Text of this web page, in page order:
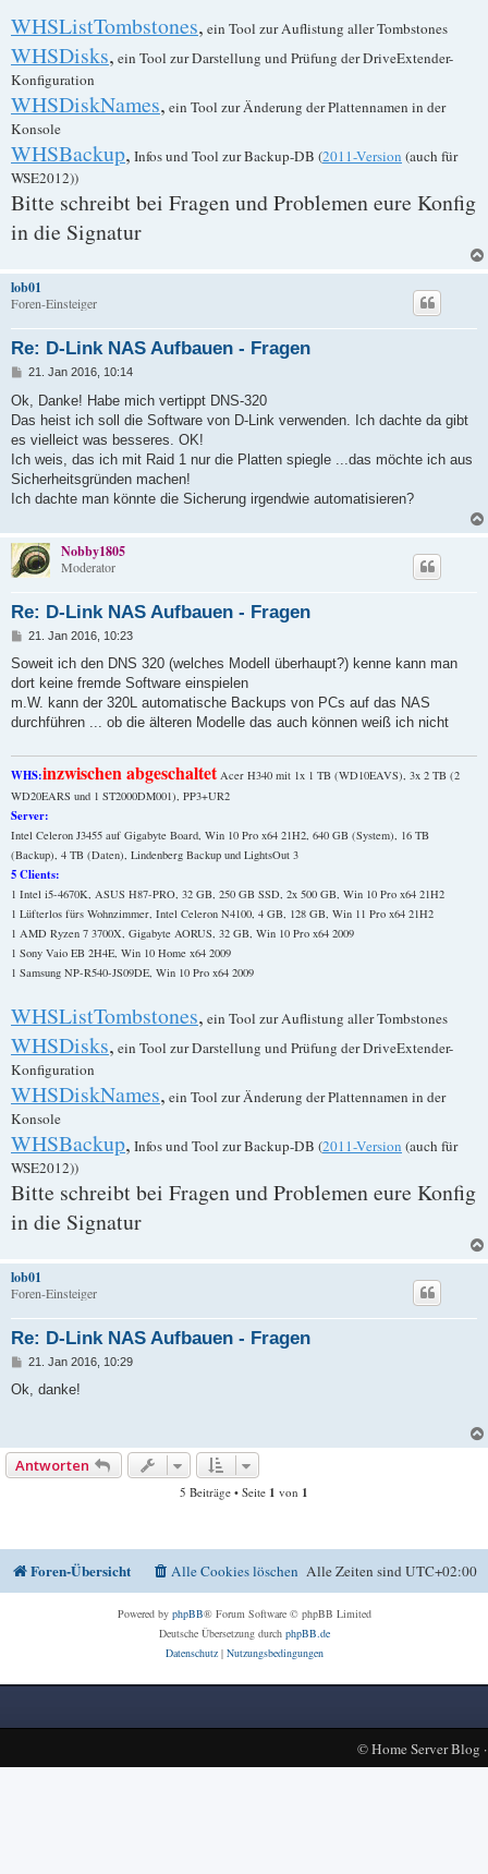
WHSListTombstones, ein Tool zur Auflistung aller Tombstones
WHSDisks, ein Tool zur Darstellung und Prüfung der DriveExtender-
Konfiguration
WHSDiskNames, ein Tool zur Änderung der Plattennamen in der
Konsole
WHSBackup, Infos und Tool zur Backup-DB (2011-Version (auch für
WSE2012))
Bitte schreibt bei Fragen und Problemen eure Konfig
in die Signatur
lob01
Foren-Einsteiger
Re: D-Link NAS Aufbauen - Fragen
B
i
r
a
21. Jan 2016, 10:14
Ok, Danke! Habe mich vertippt DNS-320
Das heist ich soll die Software von D-Link verwenden. Ich dachte da gibt
es vielleict was besseres. OK!
Ich weis, das ich mit Raid 1 nur die Platten spiegle ...das möchte ich aus
Sicherheitsgründen machen!
Ich dachte man könnte die Sicherung irgendwie automatisieren?
Nobby1805
Moderator
Re: D-Link NAS Aufbauen - Fragen
B
i
r
a
21. Jan 2016, 10:23
Soweit ich den DNS 320 (welches Modell überhaupt?) kenne kann man
dort keine fremde Software einspielen
m.W. kann der 320L automatische Backups von PCs auf das NAS
durchführen ... ob die älteren Modelle das auch können weiß ich nicht
WHS:inzwischen abgeschaltet Acer H340 mit 1x 1 TB (WD10EAVS), 3x 2 TB (2
WD20EARS und 1 ST2000DM001), PP3+UR2
Server:
Intel Celeron J3455 auf Gigabyte Board, Win 10 Pro x64 21H2, 640 GB (System), 16 TB
(Backup), 4 TB (Daten), Lindenberg Backup und LightsOut 3
5 Clients:
1 Intel i5-4670K, ASUS H87-PRO, 32 GB, 250 GB SSD, 2x 500 GB, Win 10 Pro x64 21H2
1 Lüfterlos fürs Wohnzimmer, Intel Celeron N4100, 4 GB, 128 GB, Win 11 Pro x64 21H2
1 AMD Ryzen 7 3700X, Gigabyte AORUS, 32 GB, Win 10 Pro x64 2009
1 Sony Vaio EB 2H4E, Win 10 Home x64 2009
1 Samsung NP-R540-JS09DE, Win 10 Pro x64 2009
WHSListTombstones, ein Tool zur Auflistung aller Tombstones
WHSDisks, ein Tool zur Darstellung und Prüfung der DriveExtender-
Konfiguration
WHSDiskNames, ein Tool zur Änderung der Plattennamen in der
Konsole
WHSBackup, Infos und Tool zur Backup-DB (2011-Version (auch für
WSE2012))
Bitte schreibt bei Fragen und Problemen eure Konfig
in die Signatur
lob01
Foren-Einsteiger
Re: D-Link NAS Aufbauen - Fragen
B
i
21. Jan 2016, 10:29
Ok, danke!
Antworten
5 Beiträge • Seite 1 von 1
Foren-Übersicht Alle Zeiten sindUTC+02:00
Alle Cookies löschen
Powered by phpBB® Forum Software © phpBB Limited
Deutsche Übersetzung durch phpBB.de
Datenschutz| Nutzungsbedingungen
©Home Server Blog